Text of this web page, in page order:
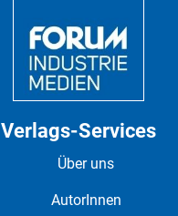
Verlags-Services
Über uns
AutorInnen